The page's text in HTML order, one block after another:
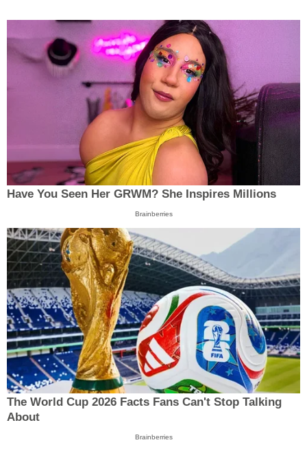
Have You Seen Her GRWM? She Inspires Millions
Brainberries
The World Cup 2026 Facts Fans Can't Stop Talking
About
Brainberries